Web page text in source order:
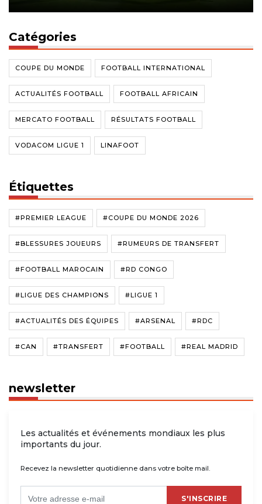
Catégories
COUPE DU MONDE FOOTBALL INTERNATIONAL
ACTUALITÉS FOOTBALL FOOTBALL AFRICAIN
MERCATO FOOTBALL RÉSULTATS FOOTBALL
VODACOM LIGUE 1 LINAFOOT
Étiquettes
#PREMIER LEAGUE #COUPE DU MONDE 2026
#BLESSURES JOUEURS #RUMEURS DE TRANSFERT
#FOOTBALL MAROCAIN #RD CONGO
#LIGUE DES CHAMPIONS #LIGUE 1
#ACTUALITÉS DES ÉQUIPES #ARSENAL #RDC
#CAN #TRANSFERT #FOOTBALL #REAL MADRID
newsletter
Les actualités et événements mondiaux les plus
importants du jour.
Recevez la newsletter quotidienne dans votre boîte mail.
S'INSCRIRE